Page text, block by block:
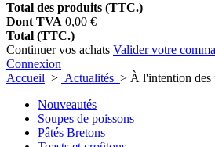
Total des produits (TTC.)
Dont TVA 0,00 €
Total (TTC.)
Continuer vos achats Valider votre
Connexion
Accueil > Actualités > À l'intention des
Nouveautés
Soupes de poissons
Pâtés Bretons